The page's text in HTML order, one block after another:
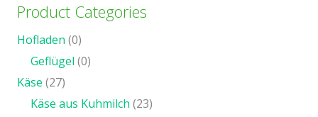
Product Categories
Hofladen (0)
Geflügel (0)
Käse (27)
Käse aus Kuhmilch (23)